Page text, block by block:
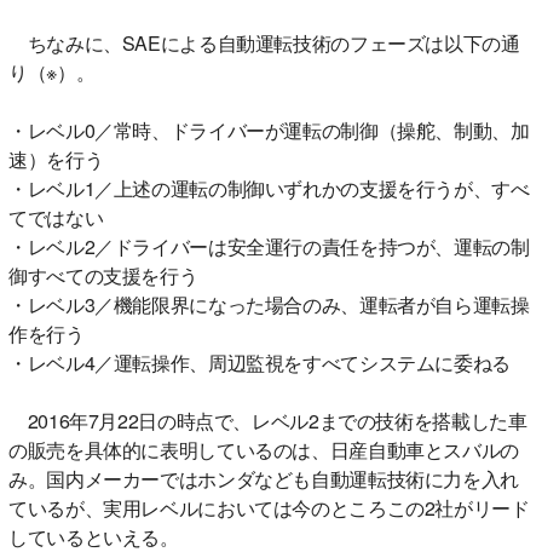
ちなみに、SAEによる自動運転技術のフェーズは以下の通
り（※）。
・レベル0／常時、ドライバーが運転の制御（操舵、制動、加
速）を行う
・レベル1／上述の運転の制御いずれかの支援を行うが、すべ
てではない
・レベル2／ドライバーは安全運行の責任を持つが、運転の制
御すべての支援を行う
・レベル3／機能限界になった場合のみ、運転者が自ら運転操
作を行う
・レベル4／運転操作、周辺監視をすべてシステムに委ねる
2016年7月22日の時点で、レベル2までの技術を搭載した車
の販売を具体的に表明しているのは、日産自動車とスバルの
み。国内メーカーではホンダなども自動運転技術に力を入れ
ているが、実用レベルにおいては今のところこの2社がリード
しているといえる。